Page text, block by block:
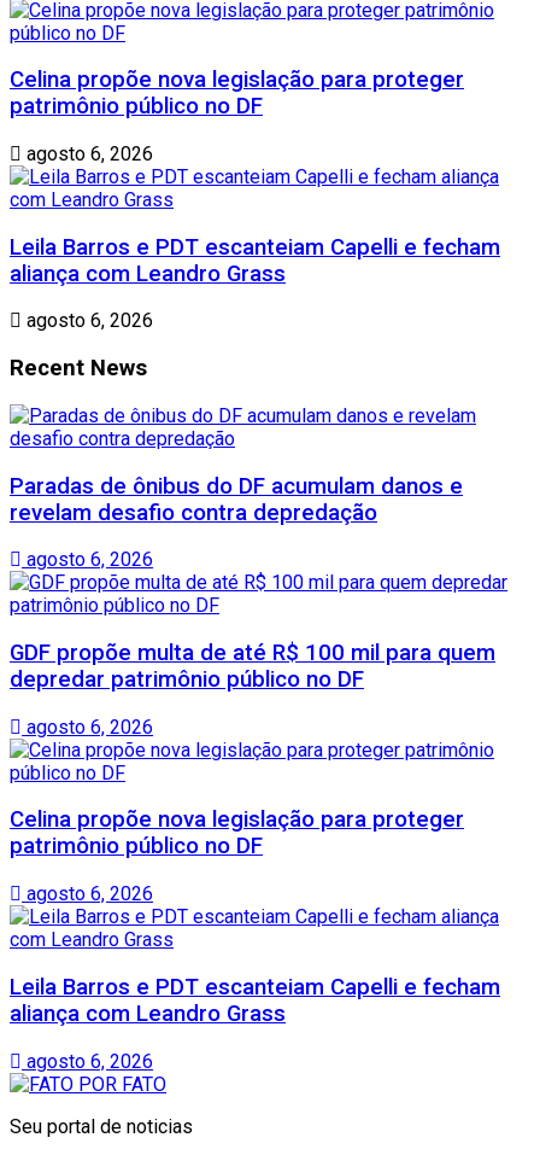
Celina propõe nova legislação para proteger
patrimônio público no DF
agosto 6, 2026
Leila Barros e PDT escanteiam Capelli e fecham
aliança com Leandro Grass
agosto 6, 2026
Recent News
Paradas de ônibus do DF acumulam danos e
revelam desafio contra depredação
agosto 6, 2026
GDF propõe multa de até R$ 100 mil para quem
depredar patrimônio público no DF
agosto 6, 2026
Celina propõe nova legislação para proteger
patrimônio público no DF
agosto 6, 2026
Leila Barros e PDT escanteiam Capelli e fecham
aliança com Leandro Grass
agosto 6, 2026
Seu portal de noticias